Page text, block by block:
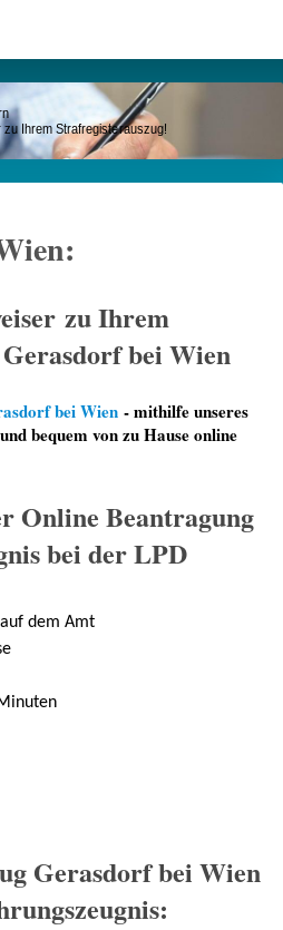
Ihrem Strafregisterauszug!
zu Ihrem
bei Wien
bei Wien - mithilfe unseres
bequem von zu Hause online
Online Beantragung
bei der LPD
dem Amt
Gerasdorf bei Wien